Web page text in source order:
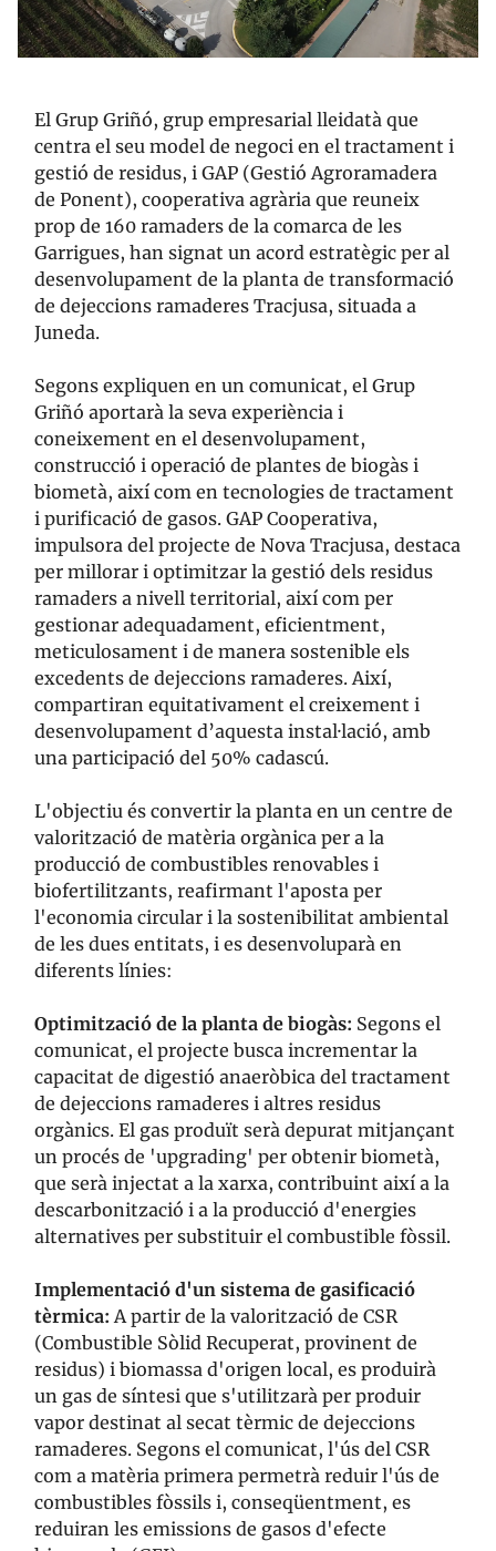
El Grup Griñó, grup empresarial lleidatà que
centra el seu model de negoci en el tractament i
gestió de residus, i GAP (Gestió Agroramadera
de Ponent), cooperativa agrària que reuneix
prop de 160 ramaders de la comarca de les
Garrigues, han signat un acord estratègic per al
desenvolupament de la planta de transformació
de dejeccions ramaderes Tracjusa, situada a
Juneda.
Segons expliquen en un comunicat, el Grup
Griñó aportarà la seva experiència i
coneixement en el desenvolupament,
construcció i operació de plantes de biogàs i
biometà, així com en tecnologies de tractament
i purificació de gasos. GAP Cooperativa,
impulsora del projecte de Nova Tracjusa, destaca
per millorar i optimitzar la gestió dels residus
ramaders a nivell territorial, així com per
gestionar adequadament, eficientment,
meticulosament i de manera sostenible els
excedents de dejeccions ramaderes. Així,
compartiran equitativament el creixement i
desenvolupament d’aquesta instal·lació, amb
una participació del 50% cadascú.
L'objectiu és convertir la planta en un centre de
valorització de matèria orgànica per a la
producció de combustibles renovables i
biofertilitzants, reafirmant l'aposta per
l'economia circular i la sostenibilitat ambiental
de les dues entitats, i es desenvoluparà en
diferents línies:
Optimització de la planta de biogàs: Segons el
comunicat, el projecte busca incrementar la
capacitat de digestió anaeròbica del tractament
de dejeccions ramaderes i altres residus
orgànics. El gas produït serà depurat mitjançant
un procés de 'upgrading' per obtenir biometà,
que serà injectat a la xarxa, contribuint així a la
descarbonització i a la producció d'energies
alternatives per substituir el combustible fòssil.
Implementació d'un sistema de gasificació
tèrmica:A partir de la valorització de CSR
(Combustible Sòlid Recuperat, provinent de
residus) i biomassa d'origen local, es produirà
un gas de síntesi que s'utilitzarà per produir
vapor destinat al secat tèrmic de dejeccions
ramaderes. Segons el comunicat, l'ús del CSR
com a matèria primera permetrà reduir l'ús de
combustibles fòssils i, conseqüentment, es
reduiran les emissions de gasos d'efecte